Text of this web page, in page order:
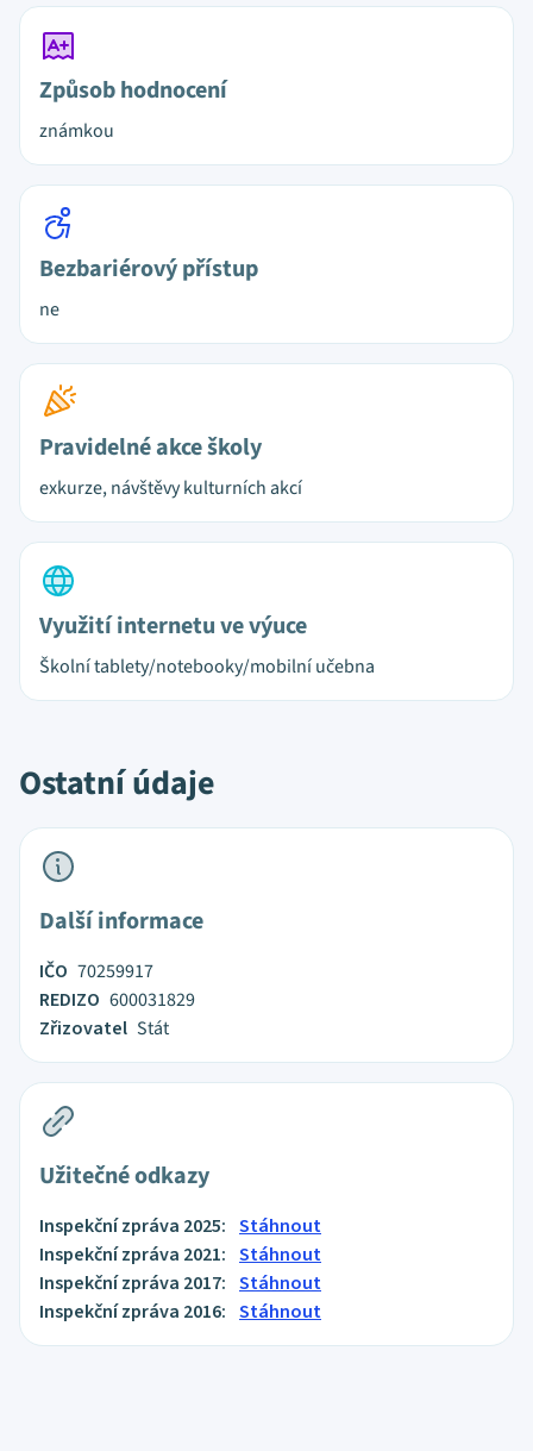
Způsob hodnocení
známkou
Bezbariérový přístup
ne
Pravidelné akce školy
exkurze, návštěvy kulturních akcí
Využití internetu ve výuce
Školní tablety/notebooky/mobilní učebna
Ostatní údaje
Další informace
IČO 70259917
REDIZO 600031829
Zřizovatel Stát
Užitečné odkazy
Inspekční zpráva 2025: Stáhnout
Inspekční zpráva 2021: Stáhnout
Inspekční zpráva 2017: Stáhnout
Inspekční zpráva 2016: Stáhnout